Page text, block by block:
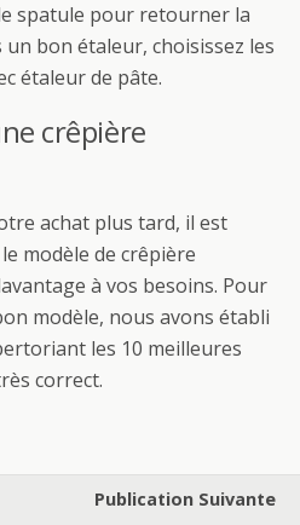
spatule pour retourner la
un bon étaleur, choisissez les
étaleur de pâte.
crêpière
achat plus tard, il est
modèle de crêpière
à vos besoins. Pour
modèle, nous avons établi
les 10 meilleures
correct.
Publication Suivante